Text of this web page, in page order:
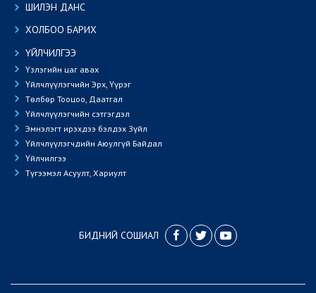
ШИЛЭН ДАНС
ХОЛБОО БАРИХ
ҮЙЛЧИЛГЭЭ
Үзлэгийн цаг авах
Үйлчлүүлэгчийн Эрх, Үүрэг
Төлбөр Тооцоо, Даатгал
Үйлчлүүлэгчийн сэтгэгдэл
Эмнэлэгт ирэхдээ бэлдэх Зүйл
Үйлчлүүлэгчдийн Аюулгүй Байдал
Үйлчилгээ
Түгээмэл Асуулт, Хариулт
БИДНИЙ СОШИАЛ